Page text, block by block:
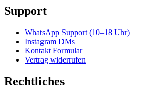
Support
WhatsApp Support (10–18 Uhr)
Instagram DMs
Kontakt Formular
Vertrag widerrufen
Rechtliches